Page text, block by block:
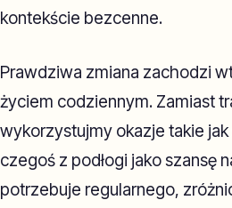
kontekście bezcenne.
Prawdziwa zmiana zachodzi
życiem codziennym. Zamiast
wykorzystujmy okazje takie
czegoś z podłogi jako szansę
potrzebuje regularnego,